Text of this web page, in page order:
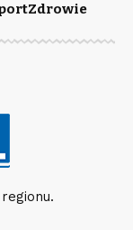
Zdrowie